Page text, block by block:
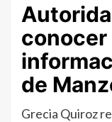
conocer
de
Grecia Quiroz